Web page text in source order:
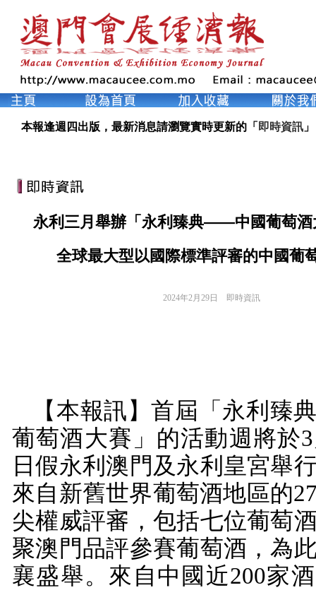
本報逢週四出版，最新消息請瀏覽實時更新的「 即時資訊 」
永利三月舉辦「永利臻典——中國葡萄酒
全球最大型以國際標準評審的中國葡
2024年2月29日 即時資訊
【本報訊】首屆「永利
葡萄酒大賽」的活動週將於3
日假永利澳門及永利皇宮舉
來自新舊世界葡萄酒地區的
尖權威評審，包括七位葡萄
聚澳門品評參賽葡萄酒，為
襄盛舉。來自中國近200家